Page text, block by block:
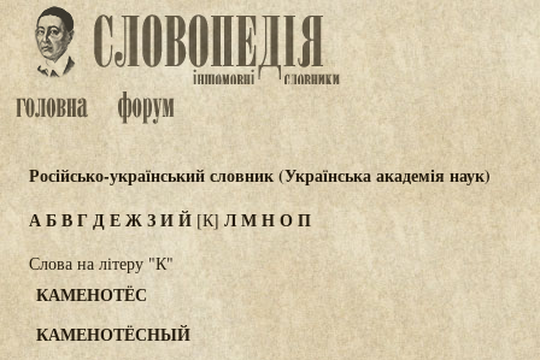
Російсько-український словник (Українська академія наук)
АБВГДЕЖЗИЙ [К]ЛМНОП
Слова на літеру "К"
КАМЕНОТЁС
КАМЕНОТЁСНЫЙ